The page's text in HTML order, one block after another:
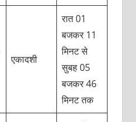
एकादशी
रात 01
बजकर 11
मिनट से
सुबह 05
बजकर 46
मिनट तक